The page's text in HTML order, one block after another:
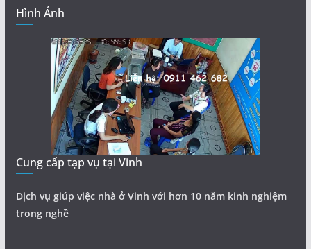
Hình Ảnh
Cung cấp tạp vụ tại Vinh
Dịch vụ giúp việc nhà ở Vinh với hơn 10 năm kinh nghiệm
trong nghề